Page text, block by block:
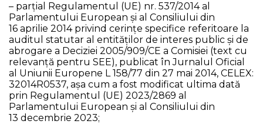
– parțial Regulamentul (UE) nr. 537/2014 al
Parlamentului European și al Consiliului din
16 aprilie 2014 privind cerințe specifice referitoare la
auditul statutar al entităților de interes public și de
abrogare a Deciziei 2005/909/CE a Comisiei (text cu
relevanță pentru SEE), publicat în Jurnalul Oficial
al Uniunii Europene L 158/77 din 27 mai 2014, CELEX:
32014R0537, așa cum a fost modificat ultima dată
prin Regulamentul (UE) 2023/2869 al
Parlamentului European și al Consiliului din
13 decembrie 2023;